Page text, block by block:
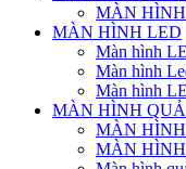
MÀN
MÀN HÌNH LED
Màn hình
Màn hình
Màn hình
MÀN HÌNH
MÀN
MÀN